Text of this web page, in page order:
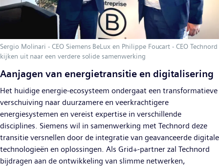
Sergio Molinari - CEO Siemens BeLux en Philippe Foucart - CEO Technord
kijken uit naar een verdere solide samenwerking
Aanjagen van energietransitie en digitalisering
Het huidige energie-ecosysteem ondergaat een transformatieve
verschuiving naar duurzamere en veerkrachtigere
energiesystemen en vereist expertise in verschillende
disciplines. Siemens wil in samenwerking met Technord deze
transitie versnellen door de integratie van geavanceerde digitale
technologieën en oplossingen. Als Grid+-partner zal Technord
bijdragen aan de ontwikkeling van slimme netwerken,